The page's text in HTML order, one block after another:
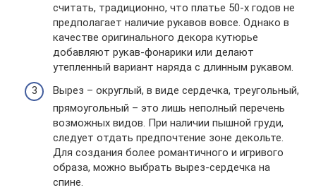
считать, традиционно, что платье 50-х годов не
предполагает наличие рукавов вовсе. Однако в
качестве оригинального декора кутюрье
добавляют рукав-фонарики или делают
утепленный вариант наряда с длинным рукавом.
Вырез – округлый, в виде сердечка, треугольный,
прямоугольный – это лишь неполный перечень
возможных видов. При наличии пышной груди,
следует отдать предпочтение зоне декольте.
Для создания более романтичного и игривого
образа, можно выбрать вырез-сердечка на
спине.